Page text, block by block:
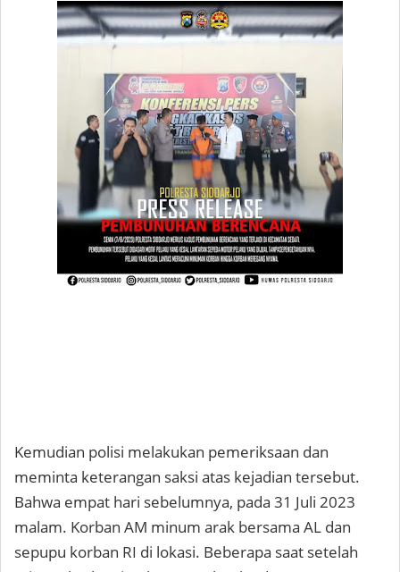
Kemudian polisi melakukan pemeriksaan dan
meminta keterangan saksi atas kejadian tersebut.
Bahwa empat hari sebelumnya, pada 31 Juli 2023
malam. Korban AM minum arak bersama AL dan
sepupu korban RI di lokasi. Beberapa saat setelah